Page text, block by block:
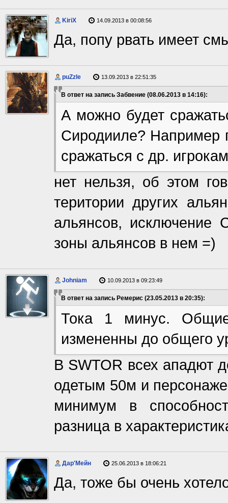
KiriX 14.09.2013 в 00:08:56
Да, попу рвать имеет
puZzle 13.09.2013 в 22:51:35
В ответ на запись Забвение (08.06.2013 в 14:16):
А можно будет
Сиродииле? Например
сражаться с др.
нет нельзя, об этом
територии других
альянсов, исключение
зоны альянсов в нем =)
Johniam 10.09.2013 в 09:23:49
В ответ на запись Ремерис (23.05.2013 в 20:35):
Тока 1 минус.
измененны до общего
В SWTOR всех ападют
одетым 50м и
минимум в
разница в
Дар'Мейн 25.06.2013 в 18:06:21
Да, тоже бы очень